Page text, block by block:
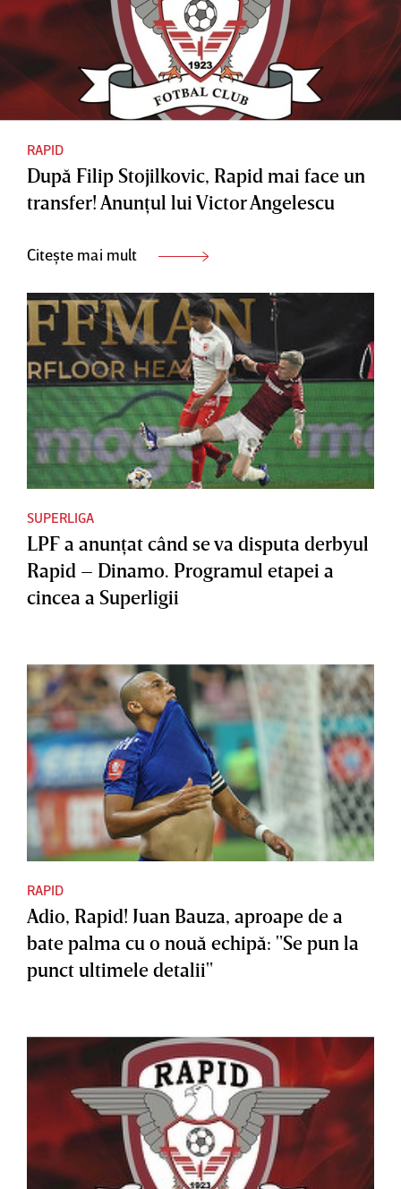
RAPID
După Filip Stojilkovic, Rapid mai face un
transfer! Anunţul lui Victor Angelescu
Citește mai mult
SUPERLIGA
LPF a anunţat când se va disputa derbyul
Rapid – Dinamo. Programul etapei a
cincea a Superligii
RAPID
Adio, Rapid! Juan Bauza, aproape de a
bate palma cu o nouă echipă: "Se pun la
punct ultimele detalii"